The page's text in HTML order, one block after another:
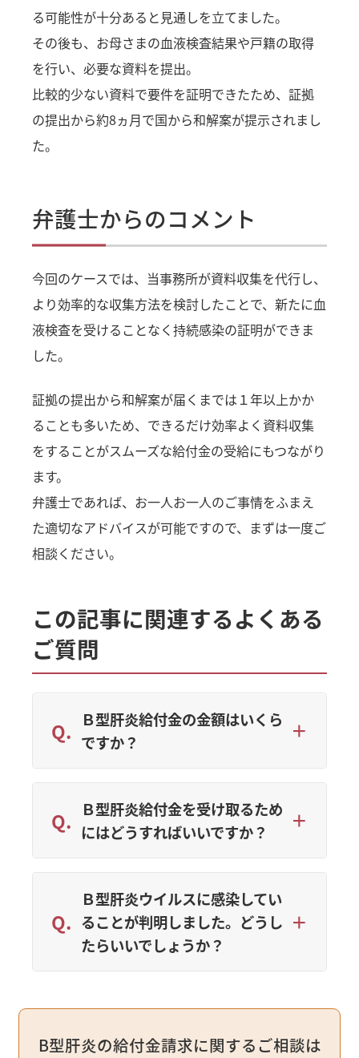
る可能性が十分あると見通しを立てました。
その後も、お母さまの血液検査結果や戸籍の取得
を行い、必要な資料を提出。
比較的少ない資料で要件を証明できたため、証拠
の提出から約8ヵ月で国から和解案が提示されまし
た。
弁護士からのコメント
今回のケースでは、当事務所が資料収集を代行し、
より効率的な収集方法を検討したことで、新たに血
液検査を受けることなく持続感染の証明ができま
した。
証拠の提出から和解案が届くまでは１年以上かか
ることも多いため、できるだけ効率よく資料収集
をすることがスムーズな給付金の受給にもつながり
ます。
弁護士であれば、お一人お一人のご事情をふまえ
た適切なアドバイスが可能ですので、まずは一度ご
相談ください。
この記事に関連するよくある
ご質問
Ｂ型肝炎給付金の金額はいくら
ですか？
Ｂ型肝炎給付金を受け取るため
にはどうすればいいですか？
Ｂ型肝炎ウイルスに感染してい
ることが判明しました。どうし
たらいいでしょうか？
B型肝炎の給付金請求に関するご相談は